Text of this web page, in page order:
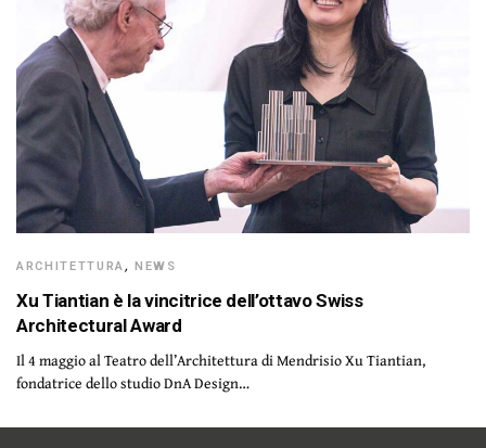
ARCHITETTURA,NEWS
Xu Tiantian è la vincitrice dell’ottavo Swiss
Architectural Award
Il 4 maggio al Teatro dell’Architettura di Mendrisio Xu Tiantian,
fondatrice dello studio DnA Design…